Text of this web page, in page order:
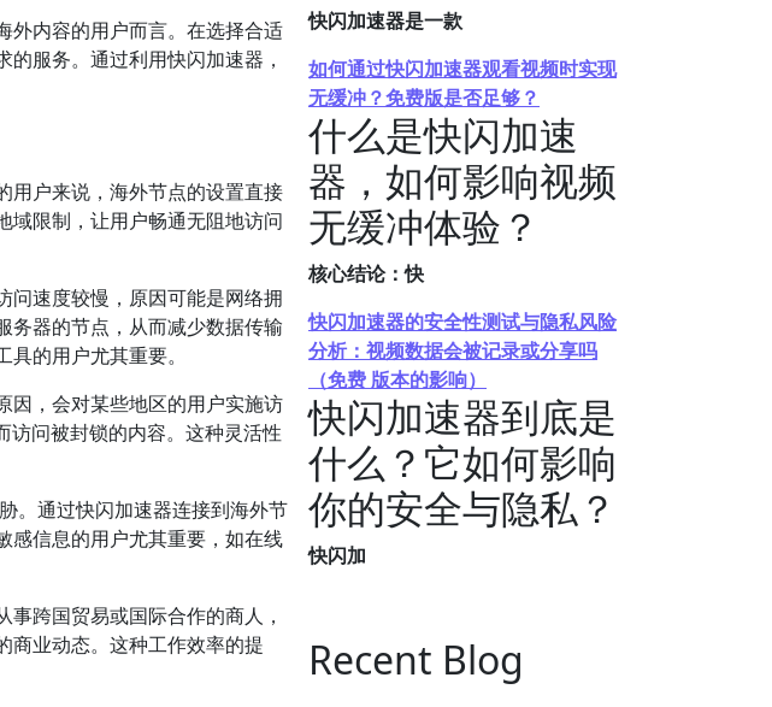
外内容的用户而言。在选择合适
服务。通过利用快闪加速器，
用户来说，海外节点的设置直接
域限制，让用户畅通无阻地访问
问速度较慢，原因可能是网络拥
务器的节点，从而减少数据传输
的用户尤其重要。
因，会对某些地区的用户实施访
访问被封锁的内容。这种灵活性
。通过快闪加速器连接到海外节
感信息的用户尤其重要，如在线
跨国贸易或国际合作的商人，
商业动态。这种工作效率的提
快闪加速器是一款
如何通过快闪加速器观看视频时实现
无缓冲？免费版是否足够？
什么是快闪加速
器，如何影响视频
无缓冲体验？
核心结论：快
快闪加速器的安全性测试与隐私风险
分析：视频数据会被记录或分享吗
（免费 版本的影响）
快闪加速器到底是
什么？它如何影响
你的安全与隐私？
快闪加
Recent Blog